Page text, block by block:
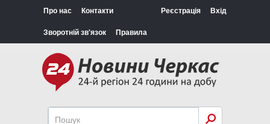
Про нас Контакти
Зворотній зв'язок Правила
Реєстрація Вхід